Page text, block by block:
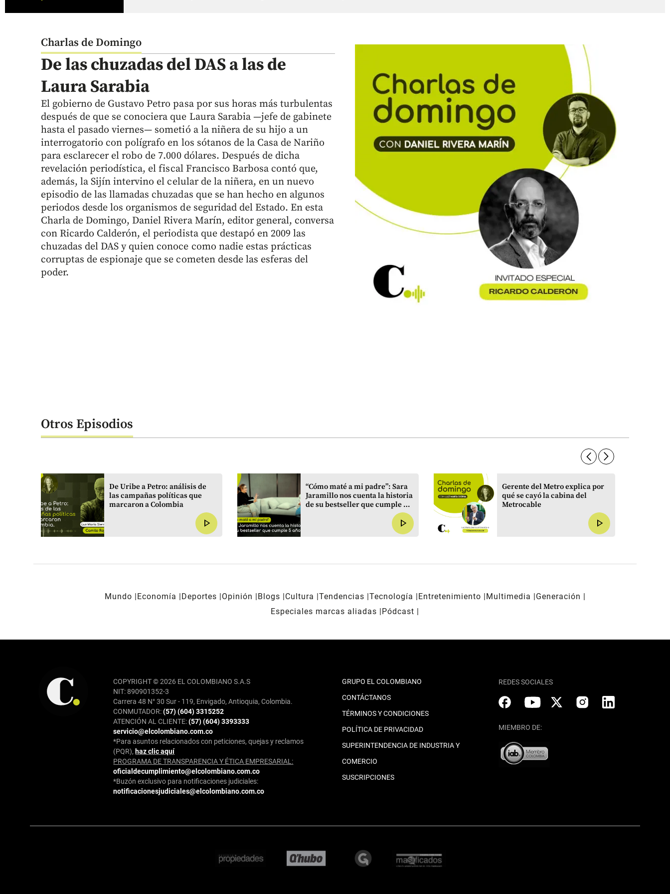
Charlas de Domingo
De las chuzadas del DAS a las de
Laura Sarabia
El gobierno de Gustavo Petro pasa por sus horas más turbulentas
después de que se conociera que Laura Sarabia —jefe de gabinete
hasta el pasado viernes— sometió a la niñera de su hijo a un
interrogatorio con polígrafo en los sótanos de la Casa de Nariño
para esclarecer el robo de 7.000 dólares. Después de dicha
revelación periodística, el fiscal Francisco Barbosa contó que,
además, la Sijín intervino el celular de la niñera, en un nuevo
episodio de las llamadas chuzadas que se han hecho en algunos
periodos desde los organismos de seguridad del Estado. En esta
Charla de Domingo, Daniel Rivera Marín, editor general, conversa
con Ricardo Calderón, el periodista que destapó en 2009 las
chuzadas del DAS y quien conoce como nadie estas prácticas
corruptas de espionaje que se cometen desde las esferas del
poder.
Otros Episodios
arrow_forward_ios
De Uribe a Petro: análisis de
las campañas políticas que
marcaron a Colombia
play_arrow
“Cómo maté a mi padre”: Sara
Jaramillo nos cuenta la historia
de su bestseller que cumple 5
play_arrow
Gerente del Metro explica por
qué se cayó la cabina del
Metrocable
play_arrow
arrow_forward_ios
Mundo Economía Deportes Opinión Blogs Cultura Tendencias Tecnología Entretenimiento Multimedia
Generación
Especiales marcas aliadas
Pódcast
COPYRIGHT © 2026 EL COLOMBIANO S.A.S
NIT: 890901352-3
Carrera 48 N° 30 Sur - 119, Envigado, Antioquia, Colombia.
CONMUTADOR:(57) (604) 3315252
ATENCIÓN AL CLIENTE:(57) (604) 3393333
servicio@elcolombiano.com.co
*Para asuntos relacionados con peticiones, quejas y reclamos
(PQR), haz clic aquí
PROGRAMA DE TRANSPARENCIA Y ÉTICA EMPRESARIAL:
oficialdecumplimiento@elcolombiano.com.co
*Buzón exclusivo para notificaciones judiciales:
notificacionesjudiciales@elcolombiano.com.co
GRUPO EL COLOMBIANO
CONTÁCTANOS
TÉRMINOS Y CONDICIONES
POLÍTICA DE PRIVACIDAD
SUPERINTENDENCIA DE INDUSTRIA Y
COMERCIO
SUSCRIPCIONES
REDES SOCIALES
MIEMBRO DE: